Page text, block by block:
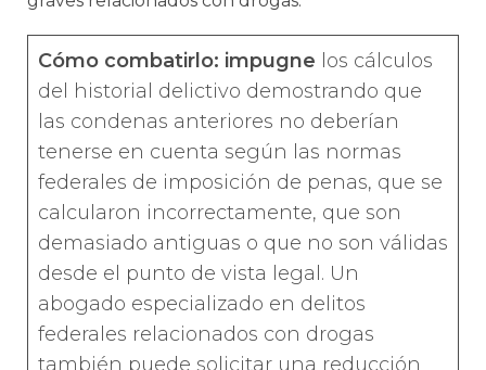
Cómo combatirlo: impugne los cálculos
del historial delictivo demostrando que
las condenas anteriores no deberían
tenerse en cuenta según las normas
federales de imposición de penas, que se
calcularon incorrectamente, que son
demasiado antiguas o que no son válidas
desde el punto de vista legal. Un
abogado especializado en delitos
federales relacionados con drogas
también puede solicitar una reducción